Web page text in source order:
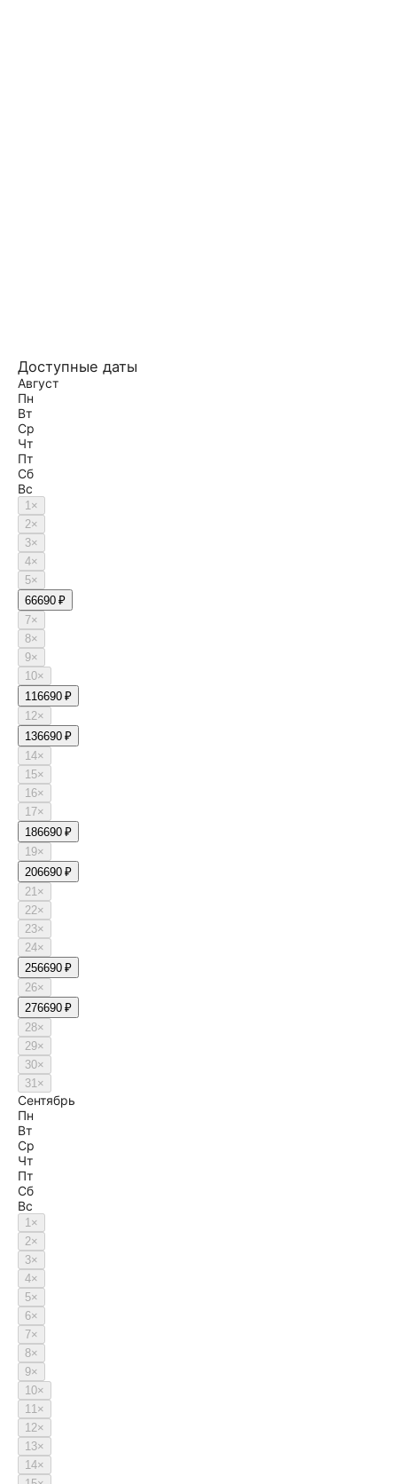
Доступные даты
Август
Пн
Вт
Ср
Чт
Пт
Сб
Вс
1×
2×
3×
4×
5×
66690 ₽
7×
8×
9×
10×
116690 ₽
12×
136690 ₽
14×
15×
16×
17×
186690 ₽
19×
206690 ₽
21×
22×
23×
24×
256690 ₽
26×
276690 ₽
28×
29×
30×
31×
Сентябрь
Пн
Вт
Ср
Чт
Пт
Сб
Вс
1×
2×
3×
4×
5×
6×
7×
8×
9×
10×
11×
12×
13×
14×